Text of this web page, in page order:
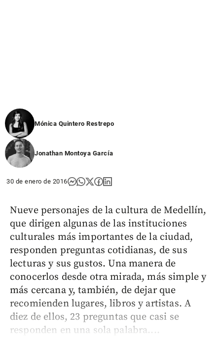
Mónica Quintero Restrepo
Jonathan Montoya García
30 de enero de 2016
Nueve personajes de la cultura de Medellín,
que dirigen algunas de las instituciones
culturales más importantes de la ciudad,
responden preguntas cotidianas, de sus
lecturas y sus gustos. Una manera de
conocerlos desde otra mirada, más simple y
más cercana y, también, de dejar que
recomienden lugares, libros y artistas. A
diez de ellos, 23 preguntas que casi se
responden en una sola palabra....